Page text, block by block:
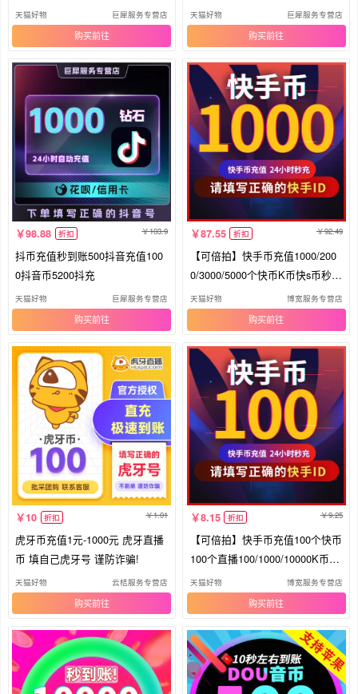
天猫好物 巨犀服务专营店
购买
钻石
天猫好物 巨犀服务专营店
购买
98.88 折扣 103.9
抖币充值秒到账500抖音充值100
0抖音币5200抖充
天猫好物 巨犀服务专营店
购买
87.55 折扣 92.49
【可倍拍】快手币充值1000/200
0/3000/5000个快币K币快s币秒到
账
天猫好物 博宽服务专营店
购买
10 折扣 1.01
虎牙币充值1元-1000元 虎牙直播
币 填自己虎牙号 谨防诈骗!
天猫好物 云桔服务专营店
购买
8.15 折扣 9.25
【可倍拍】快手币充值100个快币
100个直播100/1000/10000K币k
币
天猫好物 博宽服务专营店
购买